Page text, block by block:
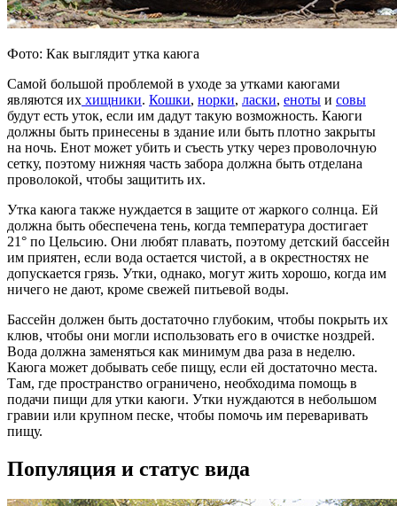
Фото: Как выглядит утка каюга
Самой большой проблемой в уходе за утками каюгами
являются их хищники. Кошки, норки, ласки, еноты и совы
будут есть уток, если им дадут такую ​​возможность. Каюги
должны быть принесены в здание или быть плотно закрыты
на ночь. Енот может убить и съесть утку через проволочную
сетку, поэтому нижняя часть забора должна быть отделана
проволокой, чтобы защитить их.
Утка каюга также нуждается в защите от жаркого солнца. Ей
должна быть обеспечена тень, когда температура достигает
21° по Цельсию. Они любят плавать, поэтому детский бассейн
им приятен, если вода остается чистой, а в окрестностях не
допускается грязь. Утки, однако, могут жить хорошо, когда им
ничего не дают, кроме свежей питьевой воды.
Бассейн должен быть достаточно глубоким, чтобы покрыть их
клюв, чтобы они могли использовать его в очистке ноздрей.
Вода должна заменяться как минимум два раза в неделю.
Каюга может добывать себе пищу, если ей достаточно места.
Там, где пространство ограничено, необходима помощь в
подачи пищи для утки каюги. Утки нуждаются в небольшом
гравии или крупном песке, чтобы помочь им переваривать
пищу.
Популяция и статус вида